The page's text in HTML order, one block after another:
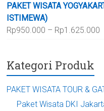
PAKET WISATA
ISTIMEWA)
Rp950.000 – Rp1.625.000
Kategori Produk
PAKET WISATA TOUR &
Paket Wisata DKI